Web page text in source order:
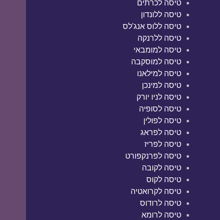
טיסה לכרתים
טיסה ללונדון
טיסה ללוס אנג'לס
טיסה ללרנקה
טיסה למומבאי
טיסה למוסקבה
טיסה למילאנו
טיסה למינכן
טיסה לניו יורק
טיסה לסופיה
טיסה לפולין
טיסה לפראג
טיסה לפריז
טיסה לפרנקפורט
טיסה לקובה
טיסה לקוס
טיסה לקרואטיה
טיסה לרודוס
טיסה לרומא